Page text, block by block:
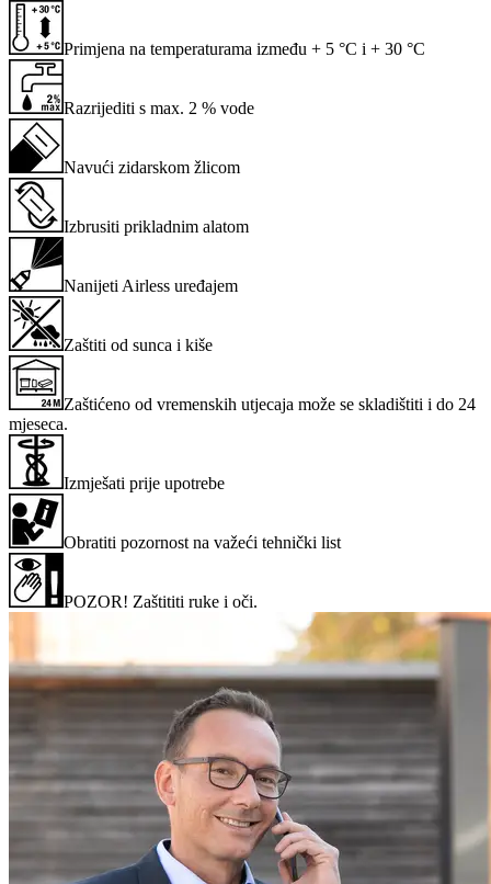
Primjena na temperaturama između + 5 °C i + 30 °C
Razrijediti s max. 2 % vode
Navući zidarskom žlicom
Izbrusiti prikladnim alatom
Nanijeti Airless uređajem
Zaštiti od sunca i kiše
Zaštićeno od vremenskih utjecaja može se skladištiti i do 24
mjeseca.
Izmješati prije upotrebe
Obratiti pozornost na važeći tehnički list
POZOR! Zaštititi ruke i oči.